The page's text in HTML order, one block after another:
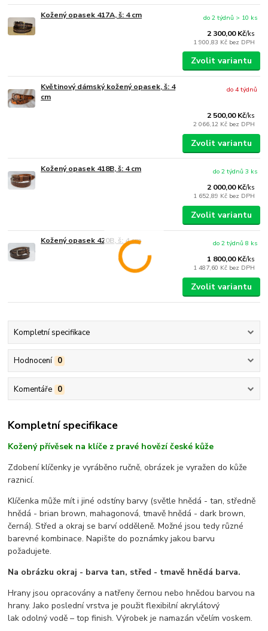
Kožený opasek 417A, š: 4 cm
2 300,00 Kč/ks
1 900,83 Kč bez DPH
do 2 týdnů > 10 ks
Zvolit variantu
Květinový dámský kožený opasek, š: 4
cm
2 500,00 Kč/ks
2 066,12 Kč bez DPH
do 4 týdnů
Zvolit variantu
Kožený opasek 418B, š: 4 cm
2 000,00 Kč/ks
1 652,89 Kč bez DPH
do 2 týdnů 3 ks
Zvolit variantu
Kožený opasek 420B, š: 4 cm
1 800,00 Kč/ks
1 487,60 Kč bez DPH
do 2 týdnů 8 ks
Zvolit variantu
Kompletní specifikace
Hodnocení 0
Komentáře 0
Kompletní specifikace
Kožený přívěsek na klíče z pravé hovězí české kůže
Zdobení klíčenky je vyráběno ručně, obrázek je vyražen do kůže
raznicí.
Klíčenka může mít i jiné odstíny barvy (světle hnědá - tan, středně
hnědá - brian brown, mahagonová, tmavě hnědá - dark brown,
černá). Střed a okraj se barví odděleně. Možné jsou tedy různé
barevné kombinace. Napište do poznámky jakou barvu
požadujete.
Na obrázku okraj - barva tan, střed - tmavě hnědá barva.
Hrany jsou opracovány a natřeny černou nebo hnědou barvou na
hrany. Jako poslední vrstva je použit flexibilní akrylátový
lak odolný vodě – top finish. Výrobek je namazán včelím voskem.